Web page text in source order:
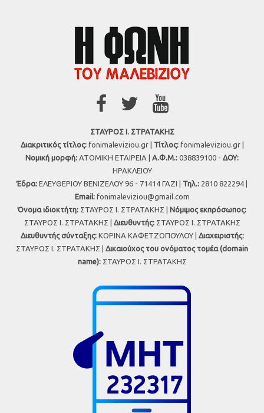
ΣΤΑΥΡΟΣ Ι. ΣΤΡΑΤΑΚΗΣ
Διακριτικός τίτλος:fonimaleviziou.gr | Τίτλος:fonimaleviziou.gr |
Νομική μορφή: ΑΤΟΜΙΚΗ ΕΤΑΙΡΕΙΑ | Α.Φ.Μ.: 038839100 - ΔΟΥ:
ΗΡΑΚΛΕΙΟΥ
Έδρα: ΕΛΕΥΘΕΡΙΟΥ ΒΕΝΙΖΕΛΟΥ 96 - 71414 ΓΑΖΙ | Τηλ.: 2810 822294 |
Εmail: fonimaleviziou@gmail.com
Όνομα ιδιοκτήτη: ΣΤΑΥΡΟΣ Ι. ΣΤΡΑΤΑΚΗΣ | Νόμιμος εκπρόσωπος:
ΣΤΑΥΡΟΣ Ι. ΣΤΡΑΤΑΚΗΣ | Διευθυντής:ΣΤΑΥΡΟΣ Ι. ΣΤΡΑΤΑΚΗΣ
Διευθυντής σύνταξης:ΚΟΡΙΝΑ ΚΑΦΕΤΖΟΠΟΥΛΟΥ | Διαχειριστής:
ΣΤΑΥΡΟΣ Ι. ΣΤΡΑΤΑΚΗΣ | Δικαιούχος του ονόματος τομέα (domain
name):ΣΤΑΥΡΟΣ Ι. ΣΤΡΑΤΑΚΗΣ